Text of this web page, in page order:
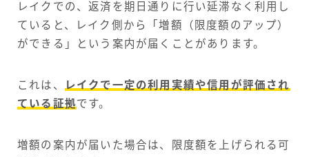
レイクでの、返済を期日通りに行い延滞なく利用し
ていると、レイク側から「増額（限度額のアップ）
ができる」という案内が届くことがあります。
これは、
レイクで一定の利用実績や信用が評価され
ている証拠です。
増額の案内が届いた場合は、限度額を上げられる可